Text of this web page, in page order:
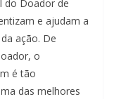
do Doador de
e ajudam a
ação. De
o
é tão
das melhores